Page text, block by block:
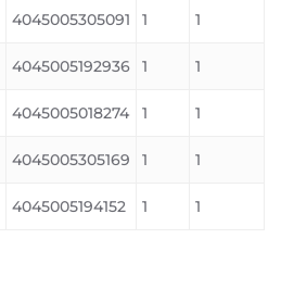
4045005305091 1 1
4045005192936 1 1
4045005018274 1 1
4045005305169 1 1
4045005194152 1 1